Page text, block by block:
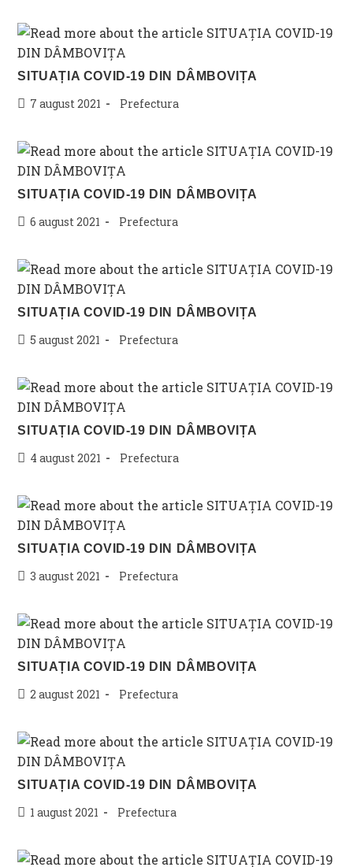
SITUAȚIA COVID-19 DIN DÂMBOVIȚA
Post7 august 2021
Post
Prefectura
SITUAȚIA COVID-19 DIN DÂMBOVIȚA
Post6 august 2021
Post
Prefectura
SITUAȚIA COVID-19 DIN DÂMBOVIȚA
Post5 august 2021
Post
Prefectura
SITUAȚIA COVID-19 DIN DÂMBOVIȚA
Post4 august 2021
Post
Prefectura
SITUAȚIA COVID-19 DIN DÂMBOVIȚA
Post3 august 2021
Post
Prefectura
SITUAȚIA COVID-19 DIN DÂMBOVIȚA
Post2 august 2021
Post
Prefectura
SITUAȚIA COVID-19 DIN DÂMBOVIȚA
Post1 august 2021
Post
Prefectura